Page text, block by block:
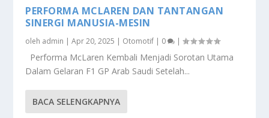
PERFORMA MCLAREN DAN TANTANGAN
SINERGI MANUSIA-MESIN
oleh admin |Apr 20, 2025 | Otomotif | 0 |
Performa McLaren Kembali Menjadi Sorotan Utama
Dalam Gelaran F1 GP Arab Saudi Setelah...
BACA SELENGKAPNYA